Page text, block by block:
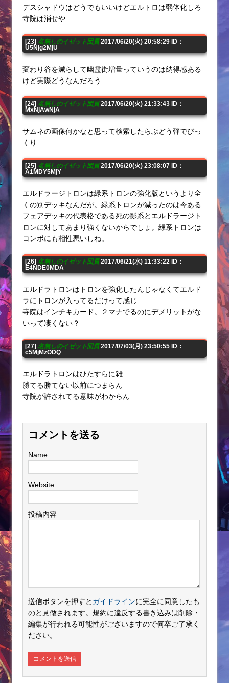
デスシャドウはどうでもいいけどエルトロは弱体化しろ
寺院は消せや
[23] 名無しのイゼット団員2017/06/20(火) 20:58:29 ID：
U5Njg2MjU
変わり谷を減らして幽霊街増量っていうのは納得感ある
けど実際どうなんだろう
[24] 名無しのイゼット団員2017/06/20(火) 21:33:43 ID：
MxNjAwNjA
サムネの画像何かなと思って検索したらぶどう弾でびっ
くり
[25] 名無しのイゼット団員2017/06/20(火) 23:08:07 ID：
A1MDY5MjY
エルドラージトロンは緑系トロンの強化版というより全
くの別デッキなんだが。緑系トロンが減ったのは今ある
フェアデッキの代表格である死の影系とエルドラージト
ロンに対してあまり強くないからでしょ。緑系トロンは
コンボにも相性悪いしね。
[26] 名無しのイゼット団員2017/06/21(水) 11:33:22 ID：
E4NDE0MDA
エルドラトロンはトロンを強化したんじゃなくてエルド
ラにトロンが入ってるだけって感じ
寺院はインチキカード。２マナでるのにデメリットがな
いって凄くない？
[27] 名無しのイゼット団員2017/07/03(月) 23:50:55 ID：
c5MjMzODQ
エルドラトロンはひたすらに雑
勝てる勝てない以前につまらん
寺院が許されてる意味がわからん
コメントを送る
Name
Website
投稿内容
送信ボタンを押すと ガイドラインに完全に同意したも
のと見做されます。規約に違反する書き込みは削除・
編集が行われる可能性がございますので何卒ご了承く
ださい。